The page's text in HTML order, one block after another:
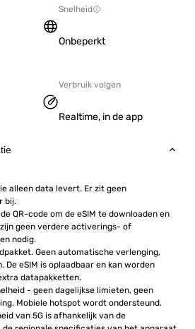
Snelheid
Onbeperkt
Verbruik volgen
Realtime, in de app
alleen data levert. Er zit geen
bij.
QR-code om de eSIM te downloaden en
geen verdere activerings- of
nodig.
Geen automatische verlenging,
De eSIM is oplaadbaar en kan worden
datapakketten.
- geen dagelijkse limieten, geen
Mobiele hotspot wordt ondersteund.
van 5G is afhankelijk van de